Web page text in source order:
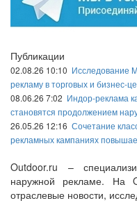
Публикации
02.08.26 10:10 Исследование
рекламу в торговых и бизнес-
08.06.26 7:02 Индор-реклама
становятся продолжением
26.05.26 12:16 Сочетание
рекламных кампаниях
Outdoor.ru –
наружной рекламе. На
отраслевые новости,